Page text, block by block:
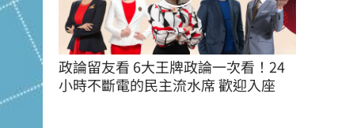
政論留友看 6大王牌政論一次看！24
小時不斷電的民主流水席 歡迎入座